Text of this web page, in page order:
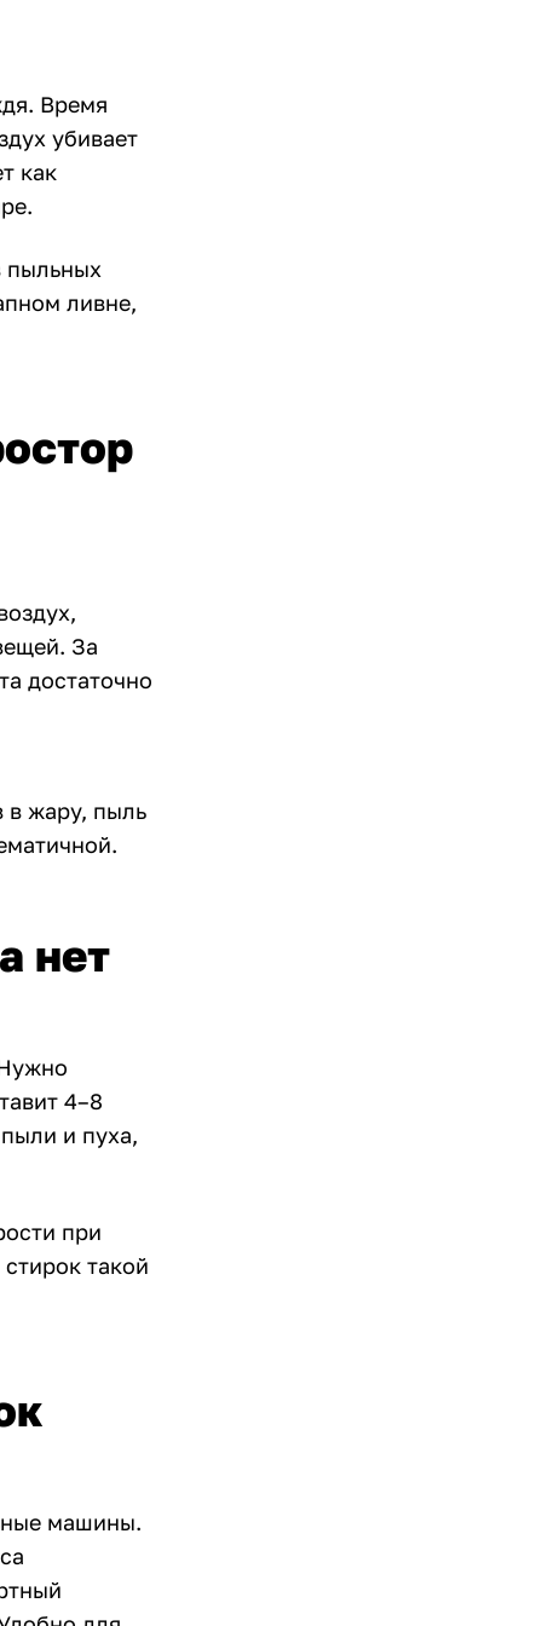
Время
убивает
как
пыльных
ливне,
За
достаточно
в жару, пыль
нет
4–8
и пуха,
при
такой
машины.